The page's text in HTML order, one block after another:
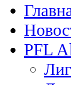
PFL